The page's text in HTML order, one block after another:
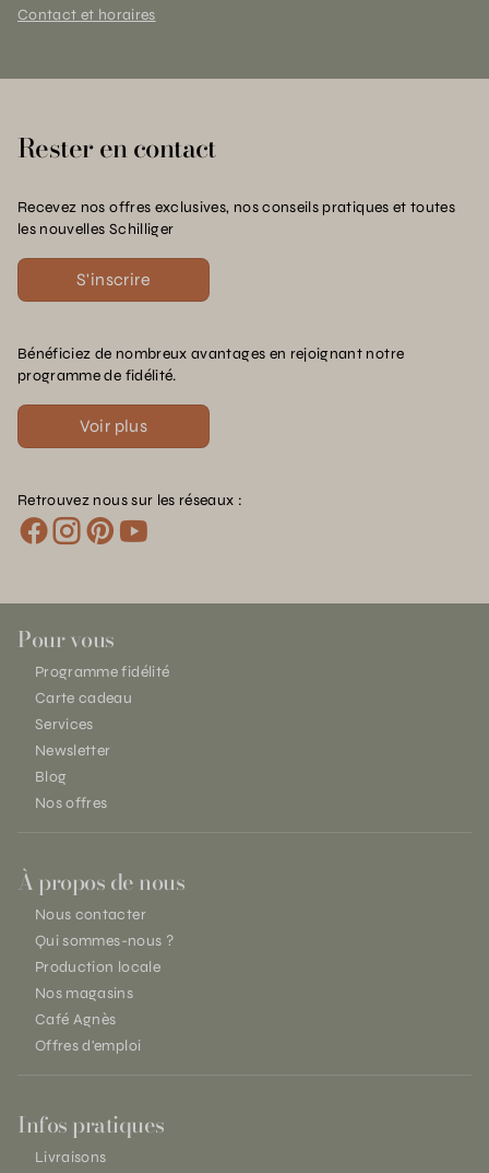
Contact et horaires
Rester en contact
Recevez nos offres exclusives, nos conseils pratiques et toutes
les nouvelles Schilliger
S'inscrire
Bénéficiez de nombreux avantages en rejoignant notre
programme de fidélité.
Voir plus
Retrouvez nous sur les réseaux :
Pour vous
Programme fidélité
Carte cadeau
Services
Newsletter
Blog
Nos offres
À propos de nous
Nous contacter
Qui sommes-nous ?
Production locale
Nos magasins
Café Agnès
Offres d'emploi
Infos pratiques
Livraisons